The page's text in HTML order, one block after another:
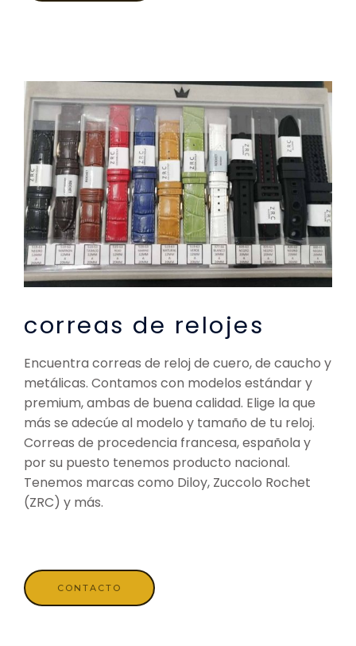
correas de relojes
Encuentra correas de reloj de cuero, de caucho y
metálicas. Contamos con modelos estándar y
premium, ambas de buena calidad. Elige la que
más se adecúe al modelo y tamaño de tu reloj.
Correas de procedencia francesa, española y
por su puesto tenemos producto nacional.
Tenemos marcas como Diloy, Zuccolo Rochet
(ZRC) y más.
CONTACTO